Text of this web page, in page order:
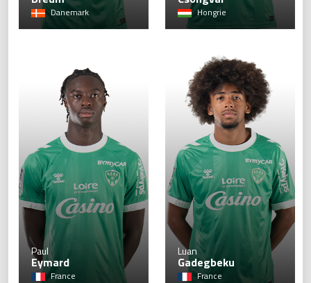
Danemark Hongrie
21
Paul
Eymard
France
Luan
Gadegbeku
France